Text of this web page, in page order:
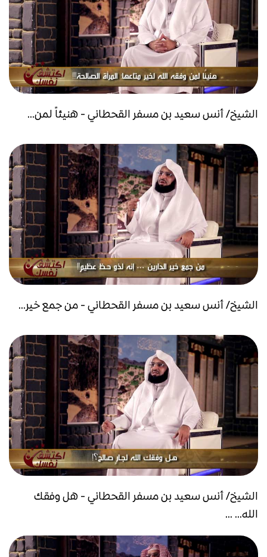
الشيخ/ أنس سعيد بن مسفر القحطاني - هنيئاً لمن...
الشيخ/ أنس سعيد بن مسفر القحطاني - من جمع خير...
الشيخ/ أنس سعيد بن مسفر القحطاني - هل وفقك
الله... ...